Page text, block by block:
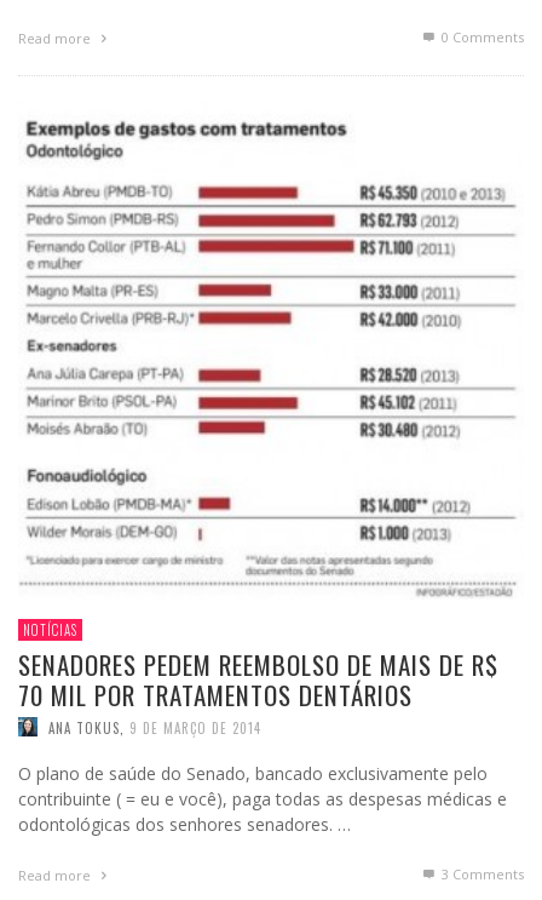
Read more 0 Comments
NOTÍCIAS
SENADORES PEDEM REEMBOLSO DE MAIS DE R$
70 MIL POR TRATAMENTOS DENTÁRIOS
ANA TOKUS 9 DE MARÇO DE 2014
O plano de saúde do Senado, bancado exclusivamente pelo
contribuinte ( = eu e você), paga todas as despesas médicas e
odontológicas dos senhores senadores. …
Read more 3 Comments